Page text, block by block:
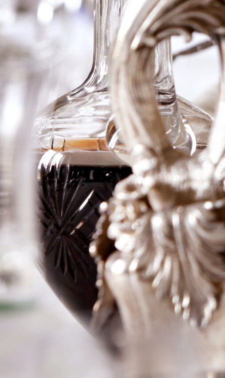
2000 Clos Rene
Logga in för att se priset
Art.nr: 21213-01
Information
Producent Clos Rene
Årgång 2000
Land Frankrike
Område Pomerol
Färg Rött
75cl